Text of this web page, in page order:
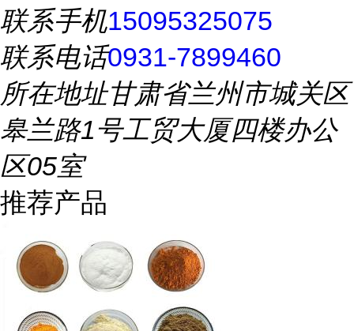
联系手机15095325075
联系电话0931-7899460
所在地址甘肃省兰州市城关区
皋兰路1号工贸大厦四楼办公
区05室
推荐产品